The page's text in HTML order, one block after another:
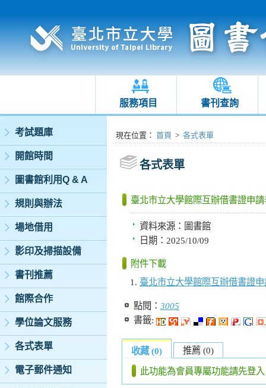
服務項目 書刊查詢
:::
考試題庫
開館時間
圖書館利用Q & A
規則與辦法
場地借用
影印及掃描設備
書刊推薦
館際合作
學位論文服務
各式表單
電子郵件通知
:::現在位置 ： 首頁 > 各式表單
各式表單
臺北市立大學館際互辦借書證申請
資料來源： 圖書館
日期： 2025/10/09
附件下載
臺北市立大學館際互辦借書證申
點閱： 3005
書籤:
收藏 (0) 推薦 (0)
此功能為會員專屬功能請先登入